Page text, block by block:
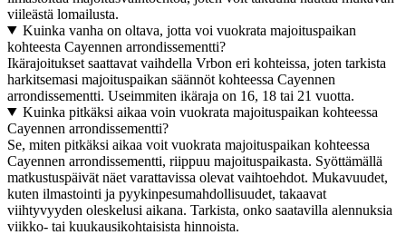
viileästä lomailusta.
Kuinka vanha on oltava, jotta voi vuokrata majoituspaikan
kohteesta Cayennen arrondissementti?
Ikärajoitukset saattavat vaihdella Vrbon eri kohteissa, joten tarkista
harkitsemasi majoituspaikan säännöt kohteessa Cayennen
arrondissementti. Useimmiten ikäraja on 16, 18 tai 21 vuotta.
Kuinka pitkäksi aikaa voin vuokrata majoituspaikan kohteessa
Cayennen arrondissementti?
Se, miten pitkäksi aikaa voit vuokrata majoituspaikan kohteessa
Cayennen arrondissementti, riippuu majoituspaikasta. Syöttämällä
matkustuspäivät näet varattavissa olevat vaihtoehdot. Mukavuudet,
kuten ilmastointi ja pyykinpesumahdollisuudet, takaavat
viihtyvyyden oleskelusi aikana. Tarkista, onko saatavilla alennuksia
viikko- tai kuukausikohtaisista hinnoista.